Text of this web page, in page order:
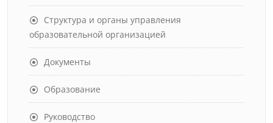
Структура и органы управления
образовательной организацией
Документы
Образование
Руководство